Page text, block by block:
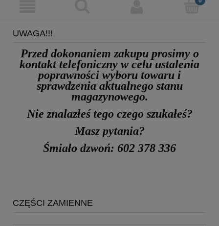
UWAGA!!!
Przed dokonaniem zakupu prosimy o
kontakt telefoniczny w celu ustalenia
poprawności wyboru towaru i
sprawdzenia aktualnego stanu
magazynowego.
Nie znalazłeś tego czego szukałeś?
Masz pytania?
Śmiało dzwoń: 602 378 336
CZĘŚCI ZAMIENNE